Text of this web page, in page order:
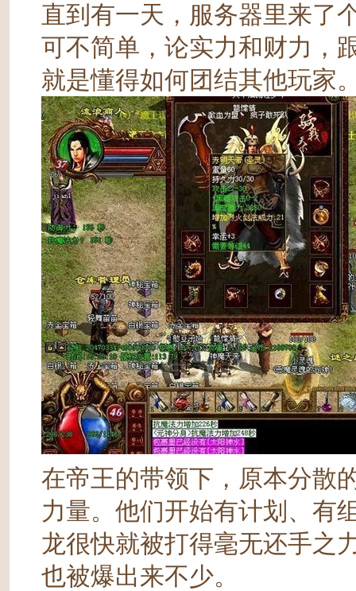
直到有一天，服务器里来了
可不简单，论实力和财力，
就是懂得如何团结其他玩家
在帝王的带领下，原本分散
力量。他们开始有计划、有
龙很快就被打得毫无还手之
也被爆出来不少。